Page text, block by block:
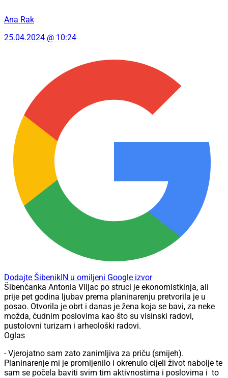
Ana Rak
25.04.2024 @ 10:24
Dodajte ŠibenikIN u omiljeni Google izvor
Šibenčanka Antonia Viljac po struci je ekonomistkinja, ali
prije pet godina ljubav prema planinarenju pretvorila je u
posao. Otvorila je obrt i danas je žena koja se bavi, za neke
možda, čudnim poslovima kao što su visinski radovi,
pustolovni turizam i arheološki radovi.
Oglas
- Vjerojatno sam zato zanimljiva za priču (smijeh).
Planinarenje mi je promijenilo i okrenulo cijeli život nabolje te
sam se počela baviti svim tim aktivnostima i poslovima i to